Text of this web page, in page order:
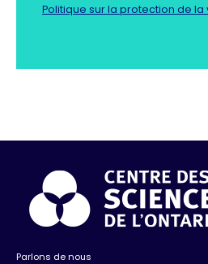
Politique sur la protection de la
Parlons de nous